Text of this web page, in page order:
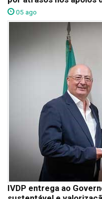
05 ago
IVDP entrega ao